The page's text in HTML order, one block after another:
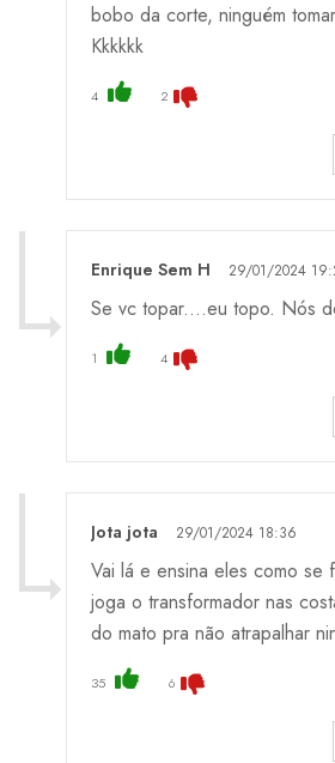
bobo da corte, ninguém
Kkkkkk
4 2
Enrique Sem H 29/01/2024
Se vc topar....eu topo. Nós
1 4
Jota jota 29/01/2024 18:36
Vai lá e ensina eles como se
joga o transformador nas
do mato pra não atrapalhar
35 6